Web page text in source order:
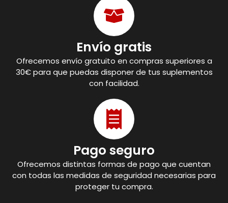
Envío gratis
Ofrecemos envío gratuito en compras superiores a
30€ para que puedas disponer de tus suplementos
con facilidad.
Pago seguro
Ofrecemos distintas formas de pago que cuentan
con todas las medidas de seguridad necesarias para
proteger tu compra.